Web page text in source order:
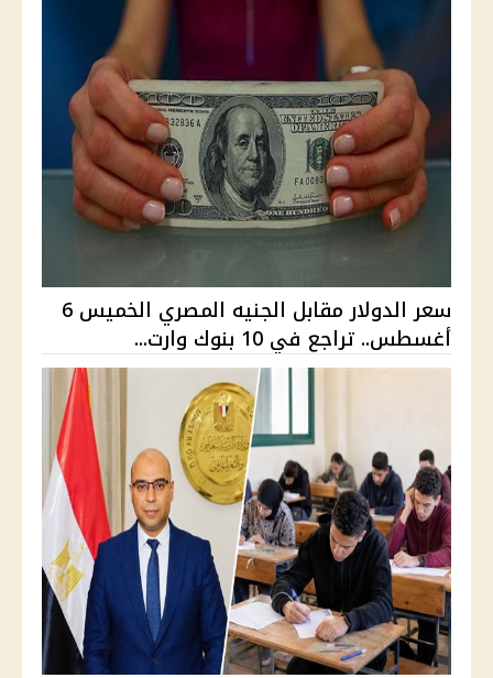
سعر الدولار مقابل الجنيه المصري الخميس 6
أغسطس.. تراجع في 10 بنوك وارت...